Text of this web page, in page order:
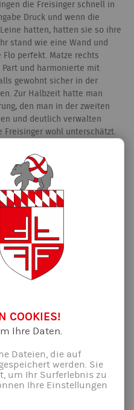
die Freisinger schnell in
Druck und wenn die
hatten, hatten sie so ihre
stand wie eine Wand und
perfekt. Matze rechts
und harmonierte mit
gewohnt sicher in der
Zur Halbzeit hatte man
den man in der zweiten
und deutlich verwalten
Freisinger wohl unterschätzt.
einfach alles.
Rosenheim II, die 60er
im Angriff spielten. Leider
auch die starke
Niederlage zu
Gruppenzweiter und durfte
Rosenheim I freuen.
I spielten als
Kiermeier`s sowie Knut,
aber kam am Ende Punkt
2 Punkten geschlagen
das Turnier mit einem
gut besetzten
Rosenheim II im Finale dann
COOKIES!
Ihre Daten.
Dateien, die auf
werden. Sie
um Ihr Surferlebnis zu
Ihre Einstellungen